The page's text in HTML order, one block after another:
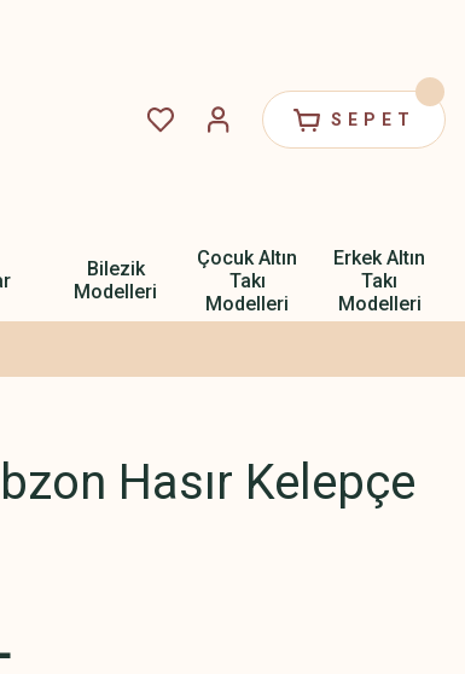
SEPET
Bilezik
Modelleri
Çocuk Altın
Takı
Modelleri
Erkek Altın
Takı
Modelleri
Hasır Kelepçe